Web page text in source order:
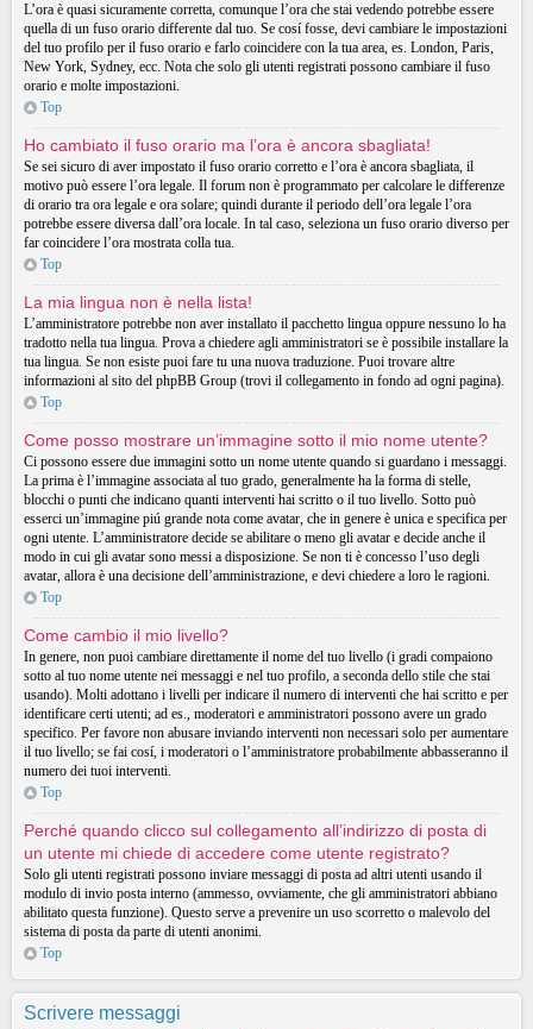
L’ora è quasi sicuramente corretta, comunque l’ora che stai vedendo potrebbe essere
quella di un fuso orario differente dal tuo. Se cosí fosse, devi cambiare le impostazioni
del tuo profilo per il fuso orario e farlo coincidere con la tua area, es. London, Paris,
New York, Sydney, ecc. Nota che solo gli utenti registrati possono cambiare il fuso
orario e molte impostazioni.
Top
Ho cambiato il fuso orario ma l’ora è ancora sbagliata!
Se sei sicuro di aver impostato il fuso orario corretto e l’ora è ancora sbagliata, il
motivo può essere l’ora legale. Il forum non è programmato per calcolare le differenze
di orario tra ora legale e ora solare; quindi durante il periodo dell’ora legale l’ora
potrebbe essere diversa dall’ora locale. In tal caso, seleziona un fuso orario diverso per
far coincidere l’ora mostrata colla tua.
Top
La mia lingua non è nella lista!
L’amministratore potrebbe non aver installato il pacchetto lingua oppure nessuno lo ha
tradotto nella tua lingua. Prova a chiedere agli amministratori se è possibile installare la
tua lingua. Se non esiste puoi fare tu una nuova traduzione. Puoi trovare altre
informazioni al sito del phpBB Group (trovi il collegamento in fondo ad ogni pagina).
Top
Come posso mostrare un’immagine sotto il mio nome utente?
Ci possono essere due immagini sotto un nome utente quando si guardano i messaggi.
La prima è l’immagine associata al tuo grado, generalmente ha la forma di stelle,
blocchi o punti che indicano quanti interventi hai scritto o il tuo livello. Sotto può
esserci un’immagine piú grande nota come avatar, che in genere è unica e specifica per
ogni utente. L’amministratore decide se abilitare o meno gli avatar e decide anche il
modo in cui gli avatar sono messi a disposizione. Se non ti è concesso l’uso degli
avatar, allora è una decisione dell’amministrazione, e devi chiedere a loro le ragioni.
Top
Come cambio il mio livello?
In genere, non puoi cambiare direttamente il nome del tuo livello (i gradi compaiono
sotto al tuo nome utente nei messaggi e nel tuo profilo, a seconda dello stile che stai
usando). Molti adottano i livelli per indicare il numero di interventi che hai scritto e per
identificare certi utenti; ad es., moderatori e amministratori possono avere un grado
specifico. Per favore non abusare inviando interventi non necessari solo per aumentare
il tuo livello; se fai cosí, i moderatori o l’amministratore probabilmente abbasseranno il
numero dei tuoi interventi.
Top
Perché quando clicco sul collegamento all’indirizzo di posta di
un utente mi chiede di accedere come utente registrato?
Solo gli utenti registrati possono inviare messaggi di posta ad altri utenti usando il
modulo di invio posta interno (ammesso, ovviamente, che gli amministratori abbiano
abilitato questa funzione). Questo serve a prevenire un uso scorretto o malevolo del
sistema di posta da parte di utenti anonimi.
Top
Scrivere messaggi